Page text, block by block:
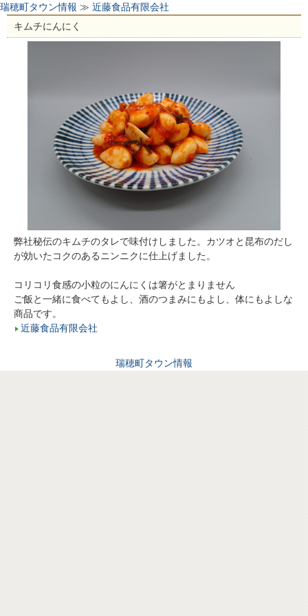
瑞穂町タウン情報 ≫ 近藤食品有限会社
キムチにんにく
弊社秘伝のキムチのタレで味付けしました。カツオと昆布のだし
が効いたコクのあるニンニクに仕上げました。
コリコリ食感の小粒のにんにくは箸がとまりません
ご飯と一緒に食べてもよし、酒のつまみにもよし、体にもよしな
商品です。
近藤食品有限会社
瑞穂町タウン情報